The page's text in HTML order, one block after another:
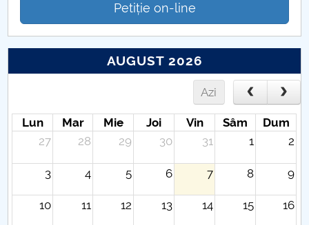
Petiție on-line
AUGUST 2026
Azi
Lun Mar Mie Joi Vin Sâm
Dum
27
28 29 30 31 1 2
3 4 5 6 7 8 9
10 11 12 13 14 15 16